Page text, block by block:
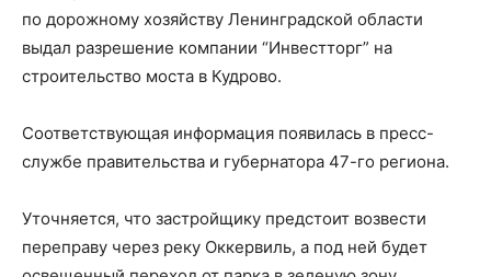
по дорожному хозяйству Ленинградской области
выдал разрешение компании “Инвестторг” на
строительство моста в Кудрово.
Соответствующая информация появилась в пресс-
службе правительства и губернатора 47-го региона.
Уточняется, что застройщику предстоит возвести
переправу через реку Оккервиль, а под ней будет